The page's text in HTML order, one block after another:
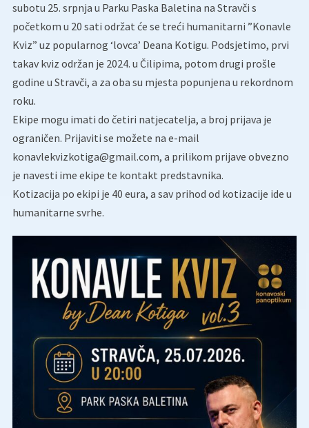
subotu 25. srpnja u Parku Paska Baletina na Stravči s
početkom u 20 sati održat će se treći humanitarni ”Konavle
Kviz” uz popularnog ‘lovca’ Deana Kotigu. Podsjetimo, prvi
takav kviz održan je 2024. u Čilipima, potom drugi prošle
godine u Stravči, a za oba su mjesta popunjena u rekordnom
roku.
Ekipe mogu imati do četiri natjecatelja, a broj prijava je
ograničen. Prijaviti se možete na e-mail
konavlekvizkotiga@gmail.com, a prilikom prijave obvezno
je navesti ime ekipe te kontakt predstavnika.
Kotizacija po ekipi je 40 eura, a sav prihod od kotizacije ide u
humanitarne svrhe.